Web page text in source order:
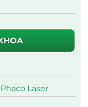
Laser